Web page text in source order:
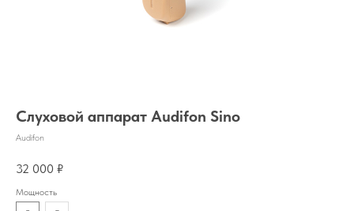
Слуховой аппарат Audifon Sino
Audifon
32 000 ₽
Мощность